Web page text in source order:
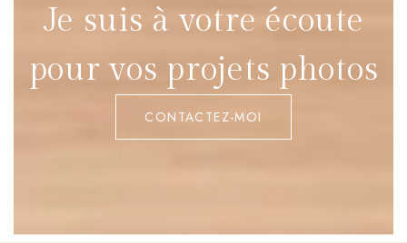
Je suis à votre écoute
pour vos projets photos
CONTACTEZ-MOI